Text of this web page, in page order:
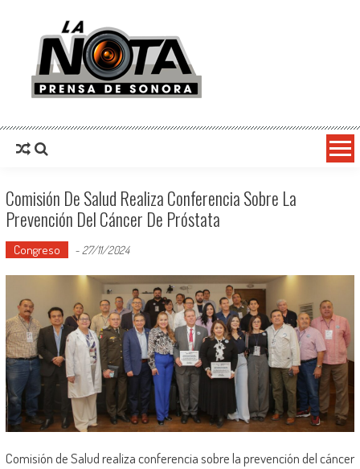
La Nota Prensa De Sonora
Comisión De Salud Realiza Conferencia Sobre La
Prevención Del Cáncer De Próstata
Congreso - 27/11/2024
Comisión de Salud realiza conferencia sobre la prevención del cáncer